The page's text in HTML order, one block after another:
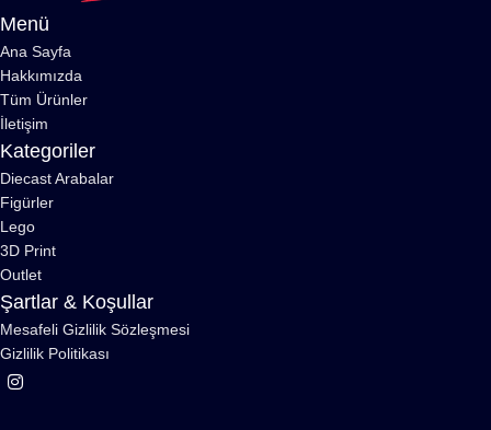
Menü
Ana Sayfa
Hakkımızda
Tüm Ürünler
İletişim
Kategoriler
Diecast Arabalar
Figürler
Lego
3D Print
Outlet
Şartlar & Koşullar
Mesafeli Gizlilik Sözleşmesi
Gizlilik Politikası